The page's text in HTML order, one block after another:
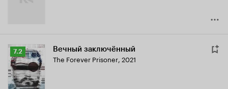
Рейтинг
Кинопоиска
7.2
7.2 Вечный заключённый
The Forever Prisoner, 2021